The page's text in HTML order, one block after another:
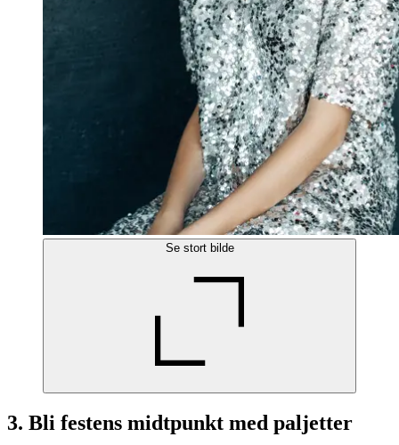
Se stort bilde
3. Bli festens midtpunkt med paljetter